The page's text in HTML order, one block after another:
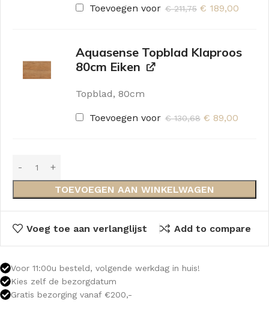
Toevoegen voor €211,75 € 189,00
Aquasense Topblad Klaproos
80cm Eiken
Topblad, 80cm
Toevoegen voor €130,68 € 89,00
TOEVOEGEN AAN WINKELWAGEN
Voeg toe aan verlanglijst Add to compare
Voor 11:00u besteld, volgende werkdag in huis!
Kies zelf de bezorgdatum
Gratis bezorging vanaf €200,-